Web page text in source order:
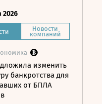
2026
Новости
компаний
изменить
банкротства для
от БПЛА